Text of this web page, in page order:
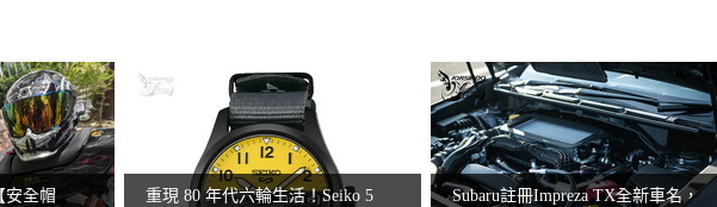
安全帽
重現 80 年代六輪生活！Seiko 5
Subaru註冊Impreza TX全新車名，